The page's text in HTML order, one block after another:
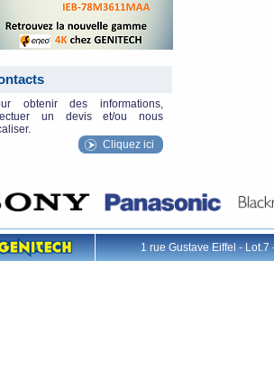
obtenir des informations,
un devis et/ou nous
Cliquez ici
1 rue Gustave Eiffel -